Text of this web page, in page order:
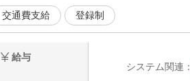
交通費支給 登録制
給与
システム関連：